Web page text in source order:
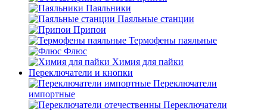
Паяльники
Паяльные станции
Припои
Термофены паяльные
Флюс
Химия для пайки
Переключатели и кнопки
Переключатели
импортные
Переключатели